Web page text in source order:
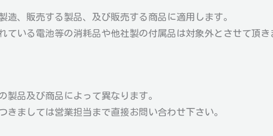
、販売する製品、及び販売する商品に適用します。
いる電池等の消耗品や他社製の付属品は対象外とさせて頂き
品及び商品によって異なります。
ましては営業担当まで直接お問い合わせ下さい。